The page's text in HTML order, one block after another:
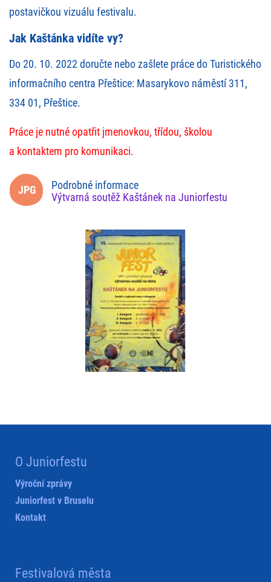
postavičkou vizuálu festivalu.
Jak Kaštánka vidíte vy?
Do 20. 10. 2022 doručte nebo zašlete práce do Turistického
informačního centra Přeštice: Masarykovo náměstí 311,
334 01, Přeštice.
Práce je nutné opatřit jmenovkou, třídou, školou
a kontaktem pro komunikaci.
Podrobné informace
Výtvarná soutěž Kaštánek na Juniorfestu
O Juniorfestu
Výroční zprávy
Juniorfest v Bruselu
Kontakt
Festivalová města